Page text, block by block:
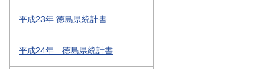
平成23年 徳島県統計書
平成24年 徳島県統計書